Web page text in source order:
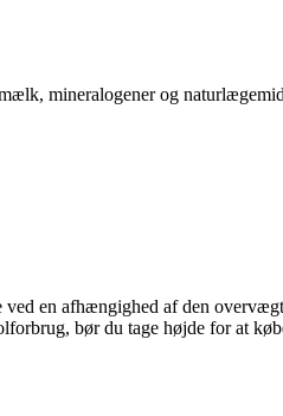
mineralogener og
en afhængighed af ​​den
bør du tage højde for at